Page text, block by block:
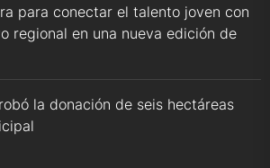
para conectar el talento joven con
regional en una nueva edición de
la donación de seis hectáreas